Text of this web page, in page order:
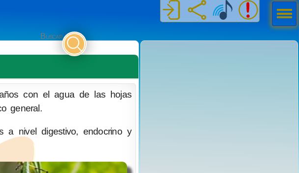
Buscar
con el agua de las hojas
general.
a nivel digestivo, endocrino y
Men
ú